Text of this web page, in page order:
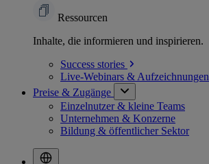
Ressourcen
Inhalte, die informieren und inspirieren.
Success stories
Live-Webinars & Aufzeichnungen
Preise & Zugänge
Einzelnutzer & kleine Teams
Unternehmen & Konzerne
Bildung & öffentlicher Sektor